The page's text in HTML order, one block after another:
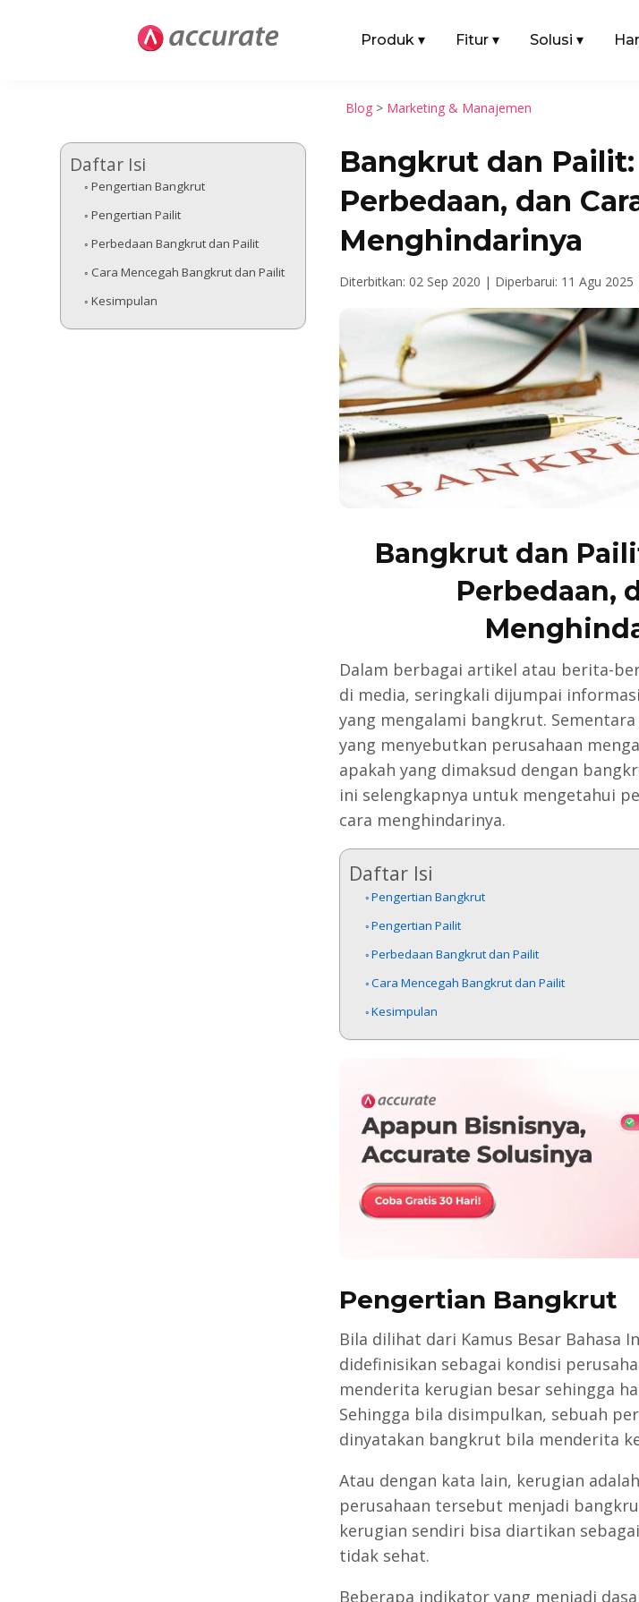
Produk ▾ Fitur ▾ Solusi ▾
Blog > Marketing & Manajemen
Daftar Isi
Pengertian Bangkrut
Pengertian Pailit
Perbedaan Bangkrut dan Pailit
Cara Mencegah Bangkrut dan Pailit
Kesimpulan
Bangkrut dan
Perbedaan, dan
Menghindarinya
Diterbitkan: 02 Sep 2020 | Diperbarui: 11 Agu 2025
Bangkrut dan
Perbedaan,
Dalam berbagai artikel atau berita-
di media, seringkali dijumpai
yang mengalami bangkrut.
yang menyebutkan perusahaan
apakah yang dimaksud dengan
ini selengkapnya untuk mengetahui
cara menghindarinya.
Daftar Isi
Pengertian Bangkrut
Pengertian Pailit
Perbedaan Bangkrut dan Pailit
Cara Mencegah Bangkrut dan Pailit
Kesimpulan
Pengertian Bangkrut
Bila dilihat dari Kamus Besar Bahasa
didefinisikan sebagai kondisi
menderita kerugian besar sehingga
Sehingga bila disimpulkan, sebuah
dinyatakan bangkrut bila menderita
Atau dengan kata lain, kerugian
perusahaan tersebut menjadi
kerugian sendiri bisa diartikan
tidak sehat.
Beberapa indikator yang menjadi